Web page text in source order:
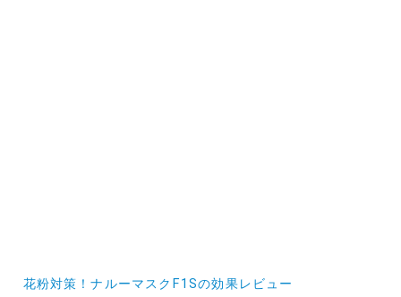
投
花粉対策！ナルーマスクF1Sの効果レビュー